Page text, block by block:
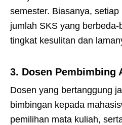
semester. Biasanya,
jumlah SKS yang
tingkat kesulitan dan
3. Dosen Pembimbing
Dosen yang bertanggung
bimbingan kepada
pemilihan mata kuliah,